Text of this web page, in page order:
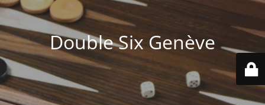
Double Six Genève